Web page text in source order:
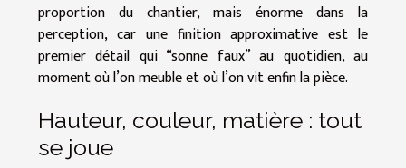
proportion du chantier, mais énorme dans la
perception, car une finition approximative est le
premier détail qui “sonne faux” au quotidien, au
moment où l’on meuble et où l’on vit enfin la pièce.
Hauteur, couleur, matière : tout
se joue